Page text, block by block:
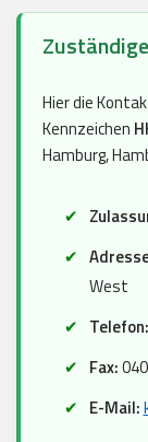
Hier die
Kennzeichen
Hamburg,
West
Telefon:
Fax:
E-Mail: